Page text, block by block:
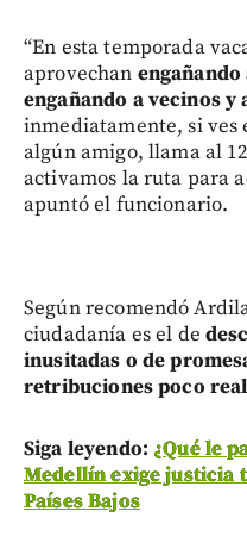
“En esta temporada
aprovechan
engañando a vecinos y
inmediatamente, si ves
algún amigo, llama al
activamos la ruta para
apuntó el funcionario.
Según recomendó
ciudadanía es el de
inusitadas o de
retribuciones poco
Siga leyendo: ¿Qué le
Medellín exige justicia
Países Bajos